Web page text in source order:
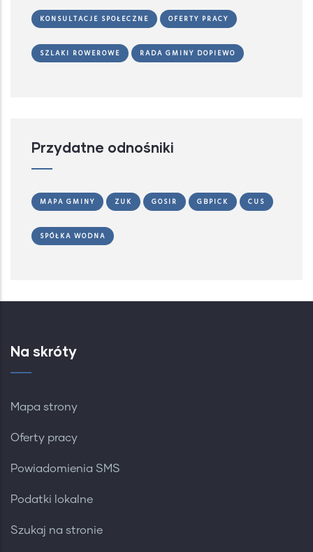
KONSULTACJE SPOŁECZNE OFERTY PRACY
SZLAKI ROWEROWE RADA GMINY DOPIEWO
Przydatne odnośniki
MAPA GMINY ZUK GOSIR GBPICK CUS
SPÓŁKA WODNA
Na skróty
Mapa strony
Oferty pracy
Powiadomienia SMS
Podatki lokalne
Szukaj na stronie